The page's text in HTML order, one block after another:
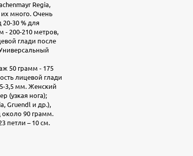
Regia,
их много. Очень
30 % для
- 200-210 метров,
глади после
50 грамм - 175
лицевой глади
3,5 мм. Женский
(узкая нога);
Gruendl и др.),
около 90 грамм.
петли – 10 см.